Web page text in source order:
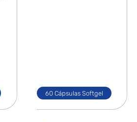
60 Cápsulas Softgel